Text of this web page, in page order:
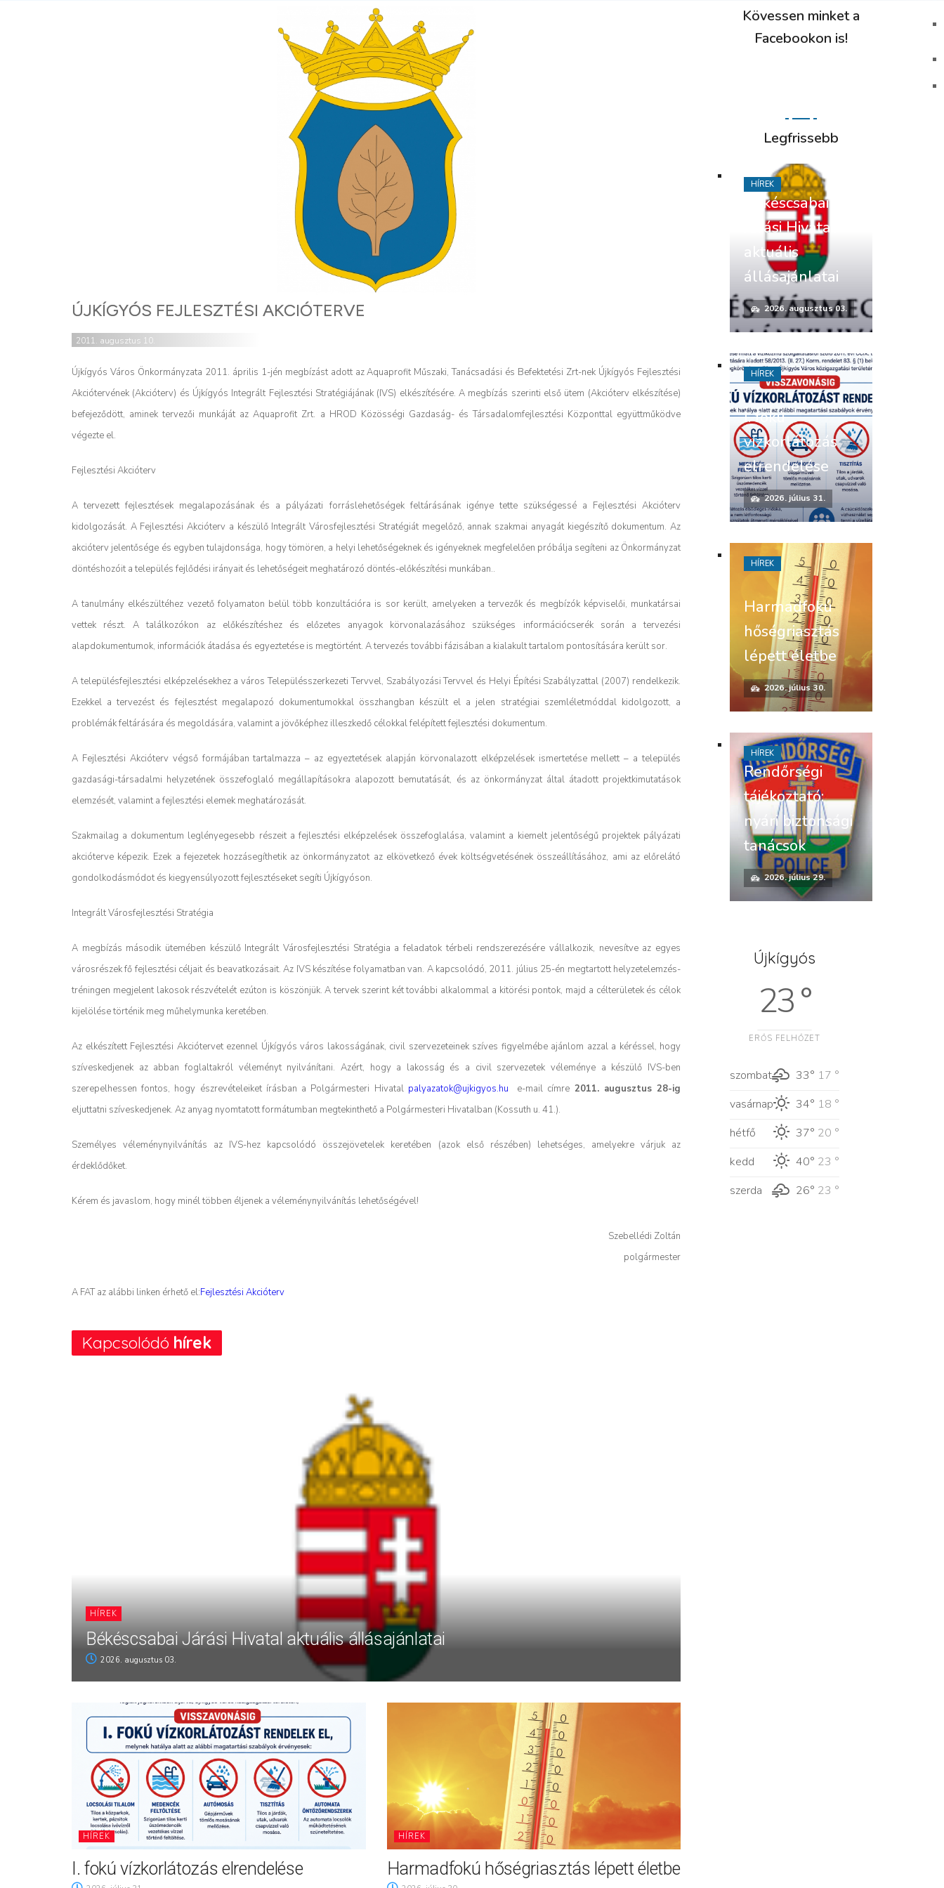
ÚJKÍGYÓS FEJLESZTÉSI AKCIÓTERVE
2011. augusztus 10.
Újkígyós Város Önkormányzata 2011. április 1-jén megbízást adott az Aquaprofit Műszaki, Tanácsadási és Befektetési Zrt-nek Újkígyós Fejlesztési
Akciótervének (Akcióterv) és Újkígyós Integrált Fejlesztési Stratégiájának (IVS) elkészítésére. A megbízás szerinti első ütem (Akcióterv elkészítése)
befejeződött, aminek tervezői munkáját az Aquaprofit Zrt. a HROD Közösségi Gazdaság- és Társadalomfejlesztési Központtal együttműködve
végezte el.
Fejlesztési Akcióterv
A tervezett fejlesztések megalapozásának és a pályázati forráslehetőségek feltárásának igénye tette szükségessé a Fejlesztési Akcióterv
kidolgozását. A Fejlesztési Akcióterv a készülő Integrált Városfejlesztési Stratégiát megelőző, annak szakmai anyagát kiegészítő dokumentum. Az
akcióterv jelentősége és egyben tulajdonsága, hogy tömören, a helyi lehetőségeknek és igényeknek megfelelően próbálja segíteni az Önkormányzat
döntéshozóit a település fejlődési irányait és lehetőségeit meghatározó döntés-előkészítési munkában..
A tanulmány elkészültéhez vezető folyamaton belül több konzultációra is sor került, amelyeken a tervezők és megbízók képviselői, munkatársai
vettek részt. A találkozókon az előkészítéshez és előzetes anyagok körvonalazásához szükséges információcserék során a tervezési
alapdokumentumok, információk átadása és egyeztetése is megtörtént. A tervezés további fázisában a kialakult tartalom pontosítására került sor.
A településfejlesztési elképzelésekhez a város Településszerkezeti Tervvel, Szabályozási Tervvel és Helyi Építési Szabályzattal (2007) rendelkezik.
Ezekkel a tervezést és fejlesztést megalapozó dokumentumokkal összhangban készült el a jelen stratégiai szemléletmóddal kidolgozott, a
problémák feltárására és megoldására, valamint a jövőképhez illeszkedő célokkal felépített fejlesztési dokumentum.
A Fejlesztési Akcióterv végső formájában tartalmazza – az egyeztetések alapján körvonalazott elképzelések ismertetése mellett – a település
gazdasági-társadalmi helyzetének összefoglaló megállapításokra alapozott bemutatását, és az önkormányzat által átadott projektkimutatások
elemzését, valamint a fejlesztési elemek meghatározását.
Szakmailag a dokumentum leglényegesebb részeit a fejlesztési elképzelések összefoglalása, valamint a kiemelt jelentőségű projektek pályázati
akcióterve képezik. Ezek a fejezetek hozzásegíthetik az önkormányzatot az elkövetkező évek költségvetésének összeállításához, ami az előrelátó
gondolkodásmódot és kiegyensúlyozott fejlesztéseket segíti Újkígyóson.
Integrált Városfejlesztési Stratégia
A megbízás második ütemében készülő Integrált Városfejlesztési Stratégia a feladatok térbeli rendszerezésére vállalkozik, nevesítve az egyes
városrészek fő fejlesztési céljait és beavatkozásait. Az IVS készítése folyamatban van. A kapcsolódó, 2011. július 25-én megtartott helyzetelemzés-
tréningen megjelent lakosok részvételét ezúton is köszönjük. A tervek szerint két további alkalommal a kitörési pontok, majd a célterületek és célok
kijelölése történik meg műhelymunka keretében.
Az elkészített Fejlesztési Akciótervet ezennel Újkígyós város lakosságának, civil szervezeteinek szíves figyelmébe ajánlom azzal a kéréssel, hogy
szíveskedjenek az abban foglaltakról véleményt nyilvánítani. Azért, hogy a lakosság és a civil szervezetek véleménye a készülő IVS-ben
szerepelhessen fontos, hogy észrevételeiket írásban a Polgármesteri Hivatal palyazatok@ujkigyos.hu e-mail címre 2011. augusztus 28-ig
eljuttatni szíveskedjenek. Az anyag nyomtatott formátumban megtekinthető a Polgármesteri Hivatalban (Kossuth u. 41.).
Személyes véleménynyilvánítás az IVS-hez kapcsolódó összejövetelek keretében (azok első részében) lehetséges, amelyekre várjuk az
érdeklődőket.
Kérem és javaslom, hogy minél többen éljenek a véleménynyilvánítás lehetőségével!
Szebellédi Zoltán
polgármester
A FAT az alábbi linken érhető el:Fejlesztési Akcióterv
Kapcsolódó hírek
HÍREK
Békéscsabai Járási Hivatal aktuális állásajánlatai
2026. augusztus 03.
HÍREK
I. fokú vízkorlátozás elrendelése
HÍREK
Harmadfokú hőségriasztás lépett életbe
Kövessen minket a
Facebookon is!
Legfrissebb
Békéscsabai
Járási Hivatal
aktuális
állásajánlatai
2026. augusztus 03.
HÍREK
I. fokú
vízkorlátozás
elrendelése
2026. július 31.
HÍREK
Harmadfokú
hőségriasztás
lépett életbe
2026. július 30.
HÍREK
Rendőrségi
tájékoztató:
nyári biztonsági
tanácsok
2026. július 29.
HÍREK
Újkígyós
23 °
ERŐS FELHŐZET
szombat 33° 17 °
vasárnap
34° 18 °
hétfő
37° 20 °
kedd
40° 23 °
szerda
26° 23 °